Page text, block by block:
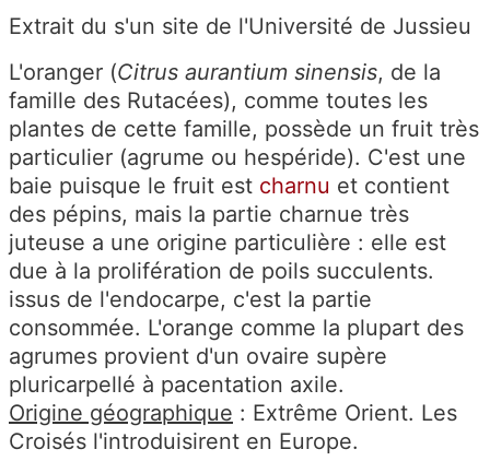
Extrait du s'un site de l'Université de Jussieu
L'oranger (Citrus aurantium sinensis, de la
famille des Rutacées), comme toutes les
plantes de cette famille, possède un fruit très
particulier (agrume ou hespéride). C'est une
baie puisque le fruit est charnu et contient
des pépins, mais la partie charnue très
juteuse a une origine particulière : elle est
due à la prolifération de poils succulents.
issus de l'endocarpe, c'est la partie
consommée. L'orange comme la plupart des
agrumes provient d'un ovaire supère
pluricarpellé à pacentation axile.
Origine géographique : Extrême Orient. Les
Croisés l'introduisirent en Europe.